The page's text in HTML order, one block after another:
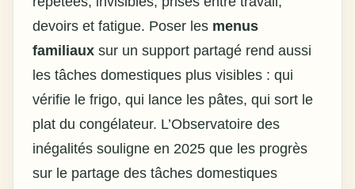
devoirs et fatigue. Poser les menus
familiaux sur un support partagé rend aussi
les tâches domestiques plus visibles : qui
vérifie le frigo, qui lance les pâtes, qui sort le
plat du congélateur. L’Observatoire des
inégalités souligne en 2025 que les progrès
sur le partage des tâches domestiques